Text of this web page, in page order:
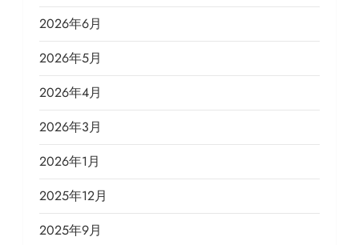
2026年6月
2026年5月
2026年4月
2026年3月
2026年1月
2025年12月
2025年9月